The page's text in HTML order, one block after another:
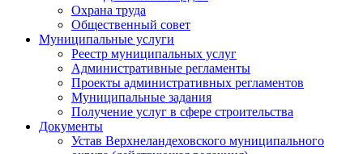
Охрана труда
Общественный совет
Муниципальные услуги
Реестр муниципальных услуг
Административные регламенты
Проекты административных регламентов
Муниципальные задания
Получение услуг в сфере строительства
Документы
Устав Верхнеландеховского муниципального